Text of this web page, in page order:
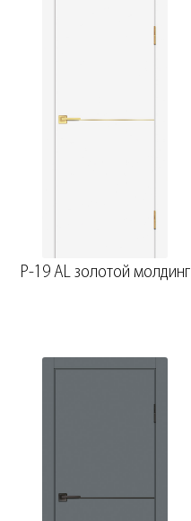
P-19 AL золотой молдинг